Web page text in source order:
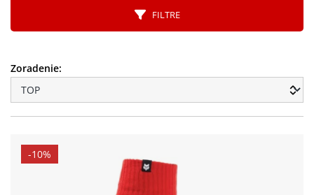
FILTRE
Zoradenie:
-10%